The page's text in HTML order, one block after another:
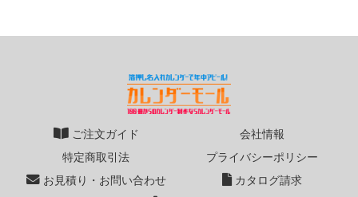
ご注文ガイド
会社情報
特定商取引法
プライバシーポリシー
お見積り・お問い合わせ
カタログ請求